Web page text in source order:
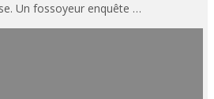
Un fossoyeur enquête …